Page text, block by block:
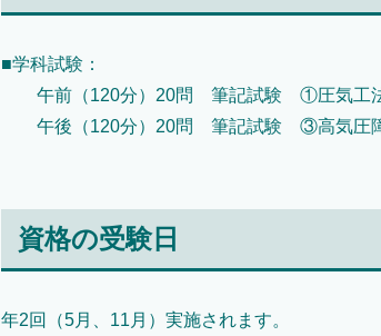
■学科試験：
午前（120分）20問 筆記試験 ①圧気工
午後（120分）20問 筆記試験 ③高気圧
資格の受験日
年2回（5月、11月）実施されます。